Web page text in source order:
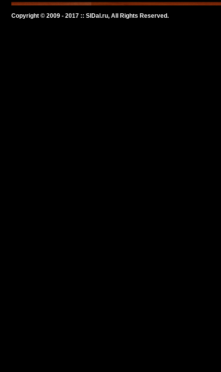
Copyright © 2009 - 2017 :: SlDal.ru, All Rights Reserved.